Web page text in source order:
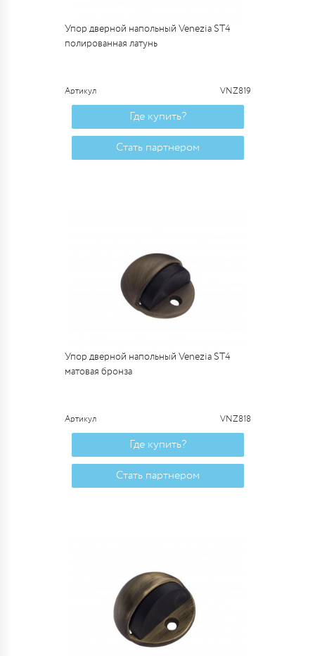
Упор дверной напольный Venezia ST4
полированная латунь
Артикул VNZ819
Где купить?
Стать партнером
Упор дверной напольный Venezia ST4
матовая бронза
Артикул VNZ818
Где купить?
Стать партнером